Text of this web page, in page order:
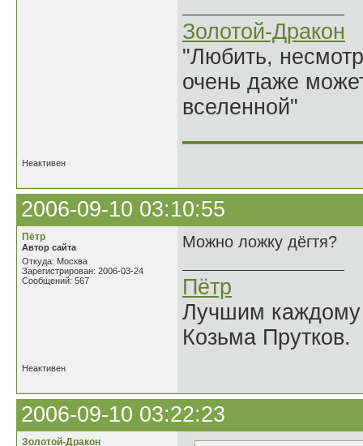
Золотой-Дракон
"Любить,
очень даже
вселенной"
Неактивен
2006-09-10 03:10:55
Пётр
Автор сайта
Откуда: Москва
Зарегистрирован: 2006-03-24
Сообщений: 567
Можно ложку дёгтя?
Пётр
Лучшим каждому
Козьма Прутков.
Неактивен
2006-09-10 03:22:23
Золотой-Дракон